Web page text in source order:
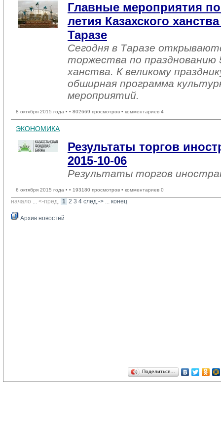
Главные мероприятия
летия Казахского
Таразе
Сегодня в Таразе
торжества по празднованию
ханства. К великому
обширная программа
мероприятий.
8 октября 2015 года • • 802669 просмотров • комментариев 4
ЭКОНОМИКА
Результаты торгов
2015-10-06
Результаты торгов
6 октября 2015 года • • 193180 просмотров • комментариев 0
начало ... <-пред. 1 2 3 4 след.-> ... конец
Архив новостей
Поделиться…